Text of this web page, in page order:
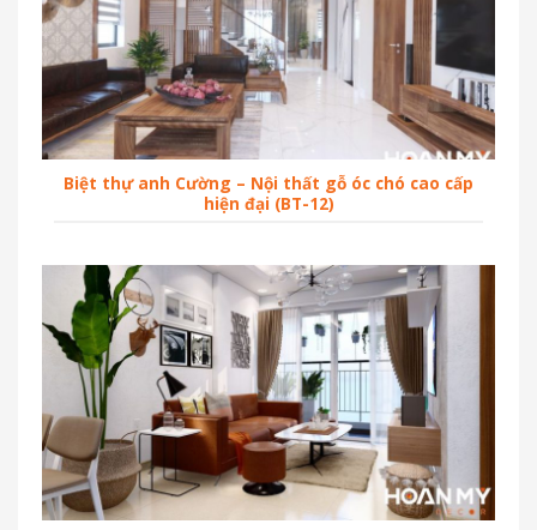
Biệt thự anh Cường – Nội thất gỗ óc chó cao cấp
hiện đại (BT-12)